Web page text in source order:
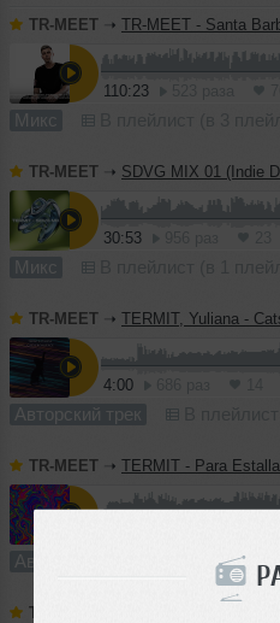
TR-MEET ➝ TR-MEET - Santa Barbara
110:23
Микс
TR-MEET ➝ SDVG MIX 01 (Indie
30:53
Микс
TR-MEET ➝ TERMIT, Yuliana -
4:00
Авторский трек
TR-MEET ➝ TERMIT - Para
Авторский трек В
TR-MEET